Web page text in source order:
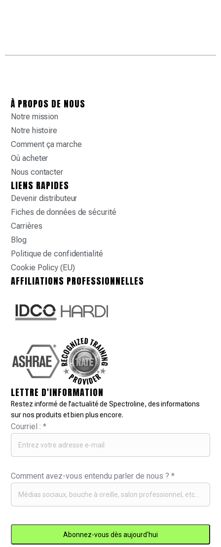
À PROPOS DE NOUS
Notre mission
Notre histoire
Comment ça marche
Où acheter
Nous contacter
LIENS RAPIDES
Devenir distributeur
Fiches de données de sécurité
Carrières
Blog
Politique de confidentialité
Cookie Policy (EU)
AFFILIATIONS PROFESSIONNELLES
LETTRE D'INFORMATION
Restez informé de l'actualité de Spectroline, des informations
sur nos produits et bien plus encore.
Courriel :*
Comment avez-vous entendu parler de nous ?*